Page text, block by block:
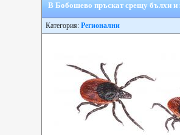
В Бобошево пръскат срещу бълхи и
Категория: Регионални